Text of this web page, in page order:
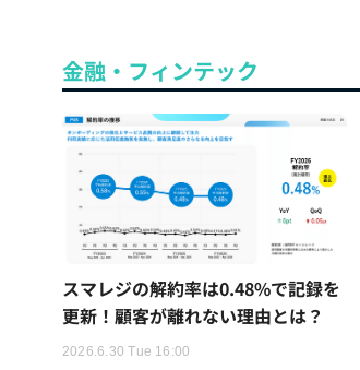
金融・フィンテック
スマレジの解約率は0.48%で記録を
更新！顧客が離れない理由とは？
2026.6.30 Tue 16:00